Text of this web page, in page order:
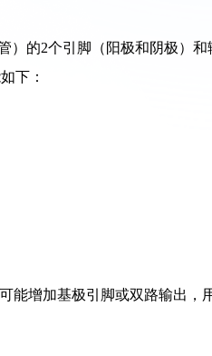
的2个引脚（阳极和阴极）和
下：
能增加基极引脚或双路输出，